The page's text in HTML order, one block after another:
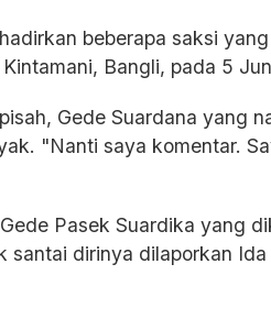
beberapa saksi
Bangli, pada 5
Gede Suardana yang
"Nanti saya komentar.
Pasek Suardika yang
santai dirinya dilaporkan